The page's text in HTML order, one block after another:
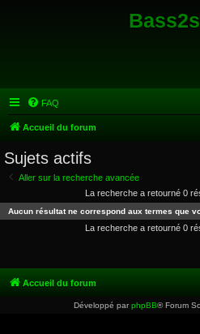
FAQ
Accueil du forum
Sujets actifs
Aller sur la recherche avancée
La recherche a retourné 0
Aucun résultat ne correspond aux termes que
La recherche a retourné 0
Accueil du forum
Développé parphpBB® Forum